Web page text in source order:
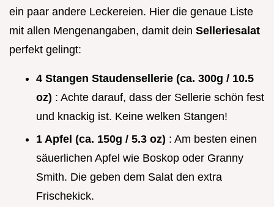
ein paar andere Leckereien. Hier die genaue Liste
mit allen Mengenangaben, damit dein Selleriesalat
perfekt gelingt:
4 Stangen Staudensellerie (ca. 300g / 10.5
oz) : Achte darauf, dass der Sellerie schön fest
und knackig ist. Keine welken Stangen!
1 Apfel (ca. 150g / 5.3 oz) : Am besten einen
säuerlichen Apfel wie Boskop oder Granny
Smith. Die geben dem Salat den extra
Frischekick.